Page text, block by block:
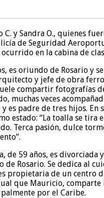
y Sandra O., quienes
de Seguridad
en la cabina de
es oriundo de Rosario y se
y jefe de obra
compartir fotografías
muchas veces
y es padre de tres hijos. En
estado: “La toalla se tira
Terca pasión, dulce
de 59 años, es divorciada
de Rosario. Se dedica al
propietaria de un centro
que Mauricio, comparte
por el Caribe.